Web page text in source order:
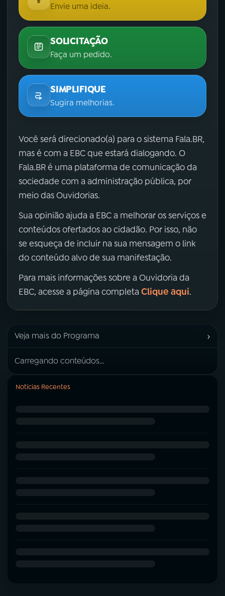
Envie uma ideia.
SOLICITAÇÃO
Faça um pedido.
SIMPLIFIQUE
Sugira melhorias.
Você será direcionado(a) para o sistema Fala.BR,
mas é com a EBC que estará dialogando. O
Fala.BR é uma plataforma de comunicação da
sociedade com a administração pública, por
meio das Ouvidorias.
Sua opinião ajuda a EBC a melhorar os serviços e
conteúdos ofertados ao cidadão. Por isso, não
se esqueça de incluir na sua mensagem o link
do conteúdo alvo de sua manifestação.
Para mais informações sobre a Ouvidoria da
EBC, acesse a página completa Clique aqui.
Veja mais do Programa ›
Carregando conteúdos...
Notícias Recentes